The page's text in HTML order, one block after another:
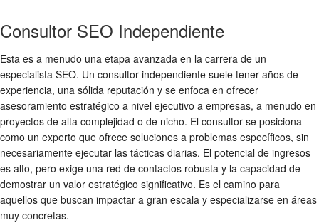
Consultor SEO Independiente
Esta es a menudo una etapa avanzada en la carrera de un
especialista SEO. Un consultor independiente suele tener años de
experiencia, una sólida reputación y se enfoca en ofrecer
asesoramiento estratégico a nivel ejecutivo a empresas, a menudo en
proyectos de alta complejidad o de nicho. El consultor se posiciona
como un experto que ofrece soluciones a problemas específicos, sin
necesariamente ejecutar las tácticas diarias. El potencial de ingresos
es alto, pero exige una red de contactos robusta y la capacidad de
demostrar un valor estratégico significativo. Es el camino para
aquellos que buscan impactar a gran escala y especializarse en áreas
muy concretas.